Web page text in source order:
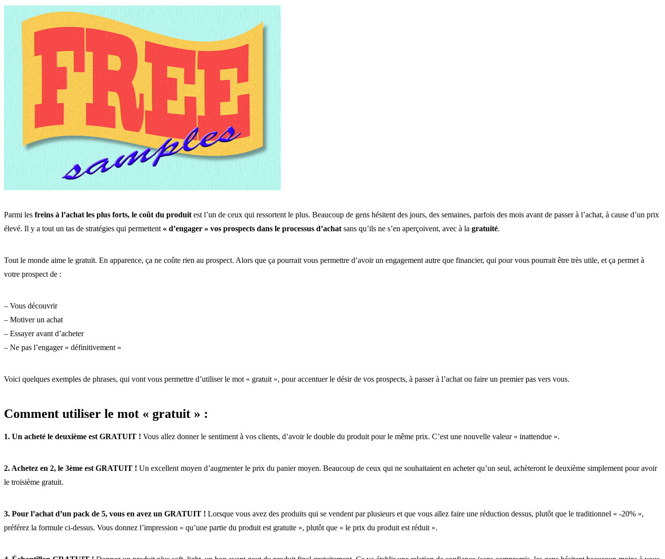
Parmi les freins à l’achat les plus forts, le coût du produit est l’un de ceux qui ressortent le plus. Beaucoup de gens hésitent des jours, des semaines, parfois des mois avant de passer à l’achat, à cause d’un prix
élevé. Il y a tout un tas de stratégies qui permettent « d’engager » vos prospects dans le processus d’achat sans qu’ils ne s’en aperçoivent, avec à la gratuité.
Tout le monde aime le gratuit. En apparence, ça ne coûte rien au prospect. Alors que ça pourrait vous permettre d’avoir un engagement autre que financier, qui pour vous pourrait être très utile, et ça permet à
votre prospect de :
– Vous découvrir
– Motiver un achat
– Essayer avant d’acheter
– Ne pas l’engager « définitivement »
Voici quelques exemples de phrases, qui vont vous permettre d’utiliser le mot « gratuit », pour accentuer le désir de vos prospects, à passer à l’achat ou faire un premier pas vers vous.
Comment utiliser le mot « gratuit » :
1. Un acheté le deuxième est GRATUIT ! Vous allez donner le sentiment à vos clients, d’avoir le double du produit pour le même prix. C’est une nouvelle valeur « inattendue ».
2. Achetez en 2, le 3ème est GRATUIT ! Un excellent moyen d’augmenter le prix du panier moyen. Beaucoup de ceux qui ne souhaitaient en acheter qu’un seul, achèteront le deuxième simplement pour avoir
le troisième gratuit.
3. Pour l’achat d’un pack de 5, vous en avez un GRATUIT ! Lorsque vous avez des produits qui se vendent par plusieurs et que vous allez faire une réduction dessus, plutôt que le traditionnel « -20% »,
préférez la formule ci-dessus. Vous donnez l’impression « qu’une partie du produit est gratuite », plutôt que « le prix du produit est réduit ».